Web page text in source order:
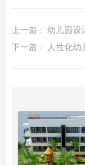
上一篇： 幼儿园设
下一篇：
人性化幼